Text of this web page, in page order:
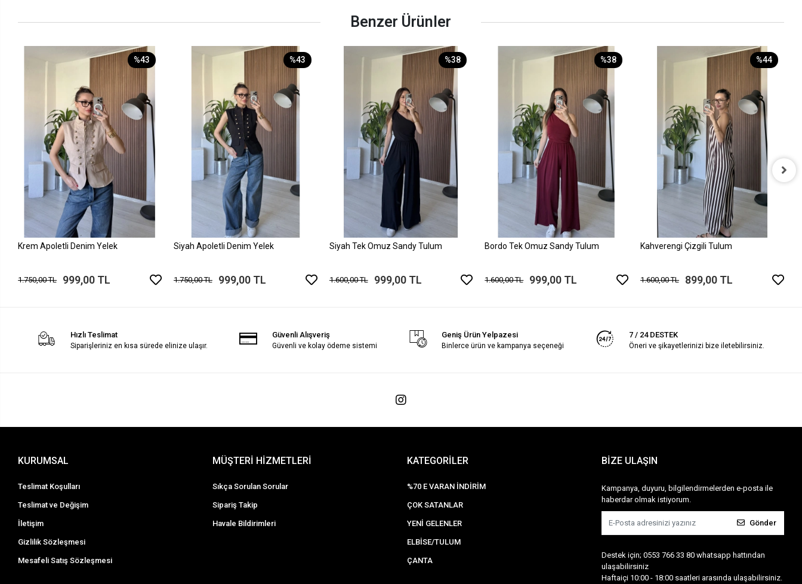
Benzer Ürünler
%43
Krem Apoletli Denim Yelek
1.750,00 TL 999,00 TL
%43
Siyah Apoletli Denim Yelek
1.750,00 TL 999,00 TL
%38
Siyah Tek Omuz Sandy Tulum
1.600,00 TL 999,00 TL
%38
Bordo Tek Omuz Sandy Tulum
1.600,00 TL 999,00 TL
%44
Kahverengi Çizgili Tulum
1.600,00 TL 899,00 TL
Hızlı Teslimat
Siparişleriniz en kısa sürede elinize ulaşır.
Güvenli Alışveriş
Güvenli ve kolay ödeme sistemi
Geniş Ürün Yelpazesi
Binlerce ürün ve kampanya seçeneği
7 / 24 DESTEK
Öneri ve şikayetlerinizi bize iletebilirsiniz.
KURUMSAL
Teslimat Koşulları
Teslimat ve Değişim
İletişim
Gizlilik Sözleşmesi
Mesafeli Satış Sözleşmesi
MÜŞTERİ HİZMETLERİ
Sıkça Sorulan Sorular
Sipariş Takip
Havale Bildirimleri
KATEGORİLER
%70 E VARAN İNDİRİM
ÇOK SATANLAR
YENİ GELENLER
ELBİSE/TULUM
ÇANTA
BİZE ULAŞIN
Kampanya, duyuru, bilgilendirmelerden e-posta ile
haberdar olmak istiyorum.
Gönder
Destek için; 0553 766 33 80 whatsapp hattından
ulaşabilirsiniz
Haftaiçi 10:00 - 18:00 saatleri arasında ulaşabilirsiniz.